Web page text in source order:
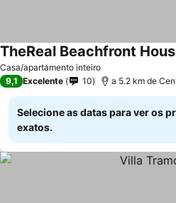
Casa/apartamento inteiro
TheReal Beachfront
9,1 Excelente 10 a 5.2 km de
Selecione as datas para ver os
exatos.